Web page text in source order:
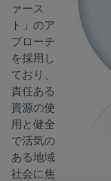
ァース
ト」のア
プローチ
を採用し
ており、
責任ある
資源の使
用と健全
で活気の
ある地域
社会に焦